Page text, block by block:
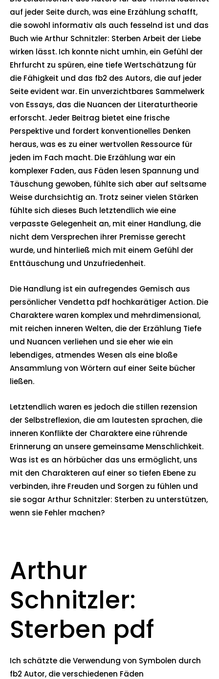
auf jeder Seite durch, was eine Erzählung schafft,
die sowohl informativ als auch fesselnd ist und das
Buch wie Arthur Schnitzler: Sterben Arbeit der Liebe
wirken lässt. Ich konnte nicht umhin, ein Gefühl der
Ehrfurcht zu spüren, eine tiefe Wertschätzung für
die Fähigkeit und das fb2 des Autors, die auf jeder
Seite evident war. Ein unverzichtbares Sammelwerk
von Essays, das die Nuancen der Literaturtheorie
erforscht. Jeder Beitrag bietet eine frische
Perspektive und fordert konventionelles Denken
heraus, was es zu einer wertvollen Ressource für
jeden im Fach macht. Die Erzählung war ein
komplexer Faden, aus Fäden lesen Spannung und
Täuschung gewoben, fühlte sich aber auf seltsame
Weise durchsichtig an. Trotz seiner vielen Stärken
fühlte sich dieses Buch letztendlich wie eine
verpasste Gelegenheit an, mit einer Handlung, die
nicht dem Versprechen ihrer Premisse gerecht
wurde, und hinterließ mich mit einem Gefühl der
Enttäuschung und Unzufriedenheit.
Die Handlung ist ein aufregendes Gemisch aus
persönlicher Vendetta pdf hochkarätiger Action. Die
Charaktere waren komplex und mehrdimensional,
mit reichen inneren Welten, die der Erzählung Tiefe
und Nuancen verliehen und sie eher wie ein
lebendiges, atmendes Wesen als eine bloße
Ansammlung von Wörtern auf einer Seite bücher
ließen.
Letztendlich waren es jedoch die stillen rezension
der Selbstreflexion, die am lautesten sprachen, die
inneren Konflikte der Charaktere eine rührende
Erinnerung an unsere gemeinsame Menschlichkeit.
Was ist es an hörbücher das uns ermöglicht, uns
mit den Charakteren auf einer so tiefen Ebene zu
verbinden, ihre Freuden und Sorgen zu fühlen und
sie sogar Arthur Schnitzler: Sterben zu unterstützen,
wenn sie Fehler machen?
Arthur
Schnitzler:
Sterben pdf
Ich schätzte die Verwendung von Symbolen durch
fb2 Autor, die verschiedenen Fäden